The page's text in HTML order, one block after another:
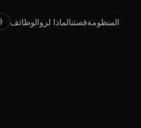
المنظومةقصتنالماذا لزوالوظائف